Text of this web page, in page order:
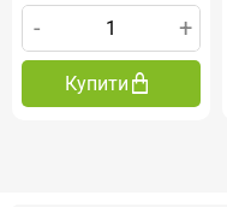
- +
Купити